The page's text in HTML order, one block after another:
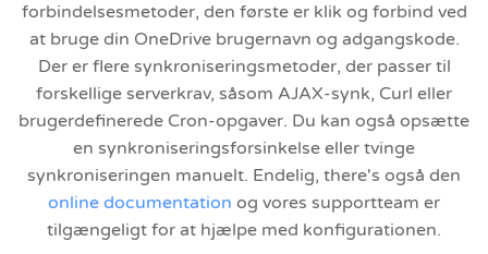
forbindelsesmetoder, den første er klik og forbind ved
at bruge din OneDrive brugernavn og adgangskode.
Der er flere synkroniseringsmetoder, der passer til
forskellige serverkrav, såsom AJAX-synk, Curl eller
brugerdefinerede Cron-opgaver. Du kan også opsætte
en synkroniseringsforsinkelse eller tvinge
synkroniseringen manuelt. Endelig, there's også den
online documentation og vores supportteam er
tilgængeligt for at hjælpe med konfigurationen.